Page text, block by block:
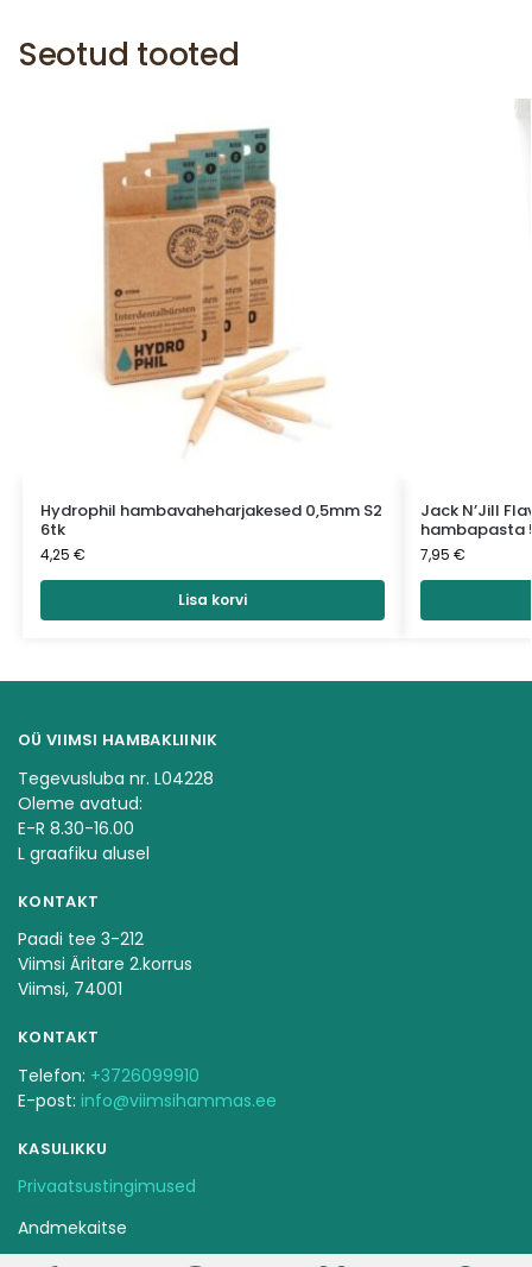
Seotud tooted
Hydrophil hambavaheharjakesed 0,5mm S2
6tk
4,25 €
Lisa korvi
Jack N’Jill
hambapasta
7,95 €
OÜ VIIMSI HAMBAKLIINIK
Tegevusluba nr. L04228
Oleme avatud:
E-R 8.30-16.00
L graafiku alusel
KONTAKT
Paadi tee 3-212
Viimsi Äritare 2.korrus
Viimsi, 74001
KONTAKT
Telefon: +3726099910
E-post: info@viimsihammas.ee
KASULIKKU
Privaatsustingimused
Andmekaitse